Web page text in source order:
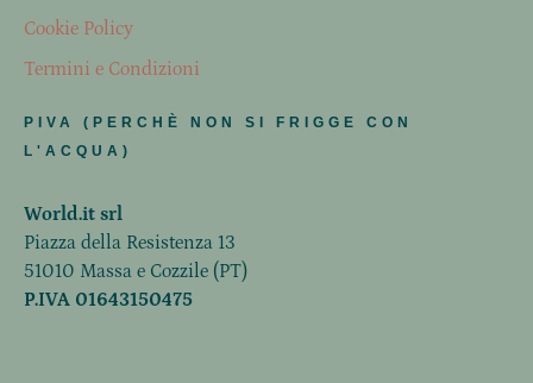
Cookie Policy
Termini e Condizioni
PIVA (PERCHÈ NON SI FRIGGE CON
L'ACQUA)
World.it srl
Piazza della Resistenza 13
51010 Massa e Cozzile (PT)
P.IVA 01643150475